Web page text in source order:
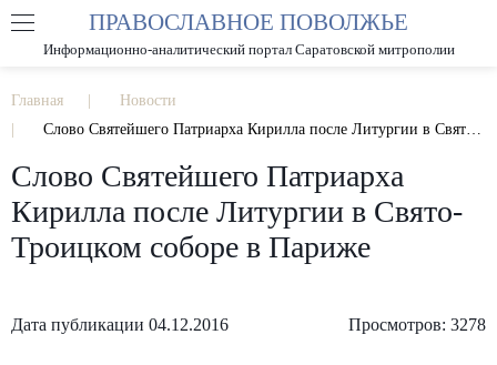
РАЗМЕР ШРИФТА А А
ПРАВОСЛАВНОЕ ПОВОЛЖЬЕ
Информационно-аналитический портал Саратовской митрополии
Главная
Новости
Слово Святейшего Патриарха Кирилла после Литургии в Свято-Троицком соборе в Париже
Слово Святейшего Патриарха
Кирилла после Литургии в Свято-
Троицком соборе в Париже
Дата публикации 04.12.2016 Просмотров: 3278